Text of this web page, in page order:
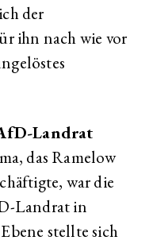
der
ihn nach wie vor
Landrat
das Ramelow
war die
Landrat in
stellte sich